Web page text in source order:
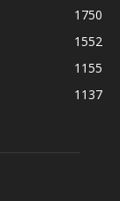
1750
1552
1155
1137